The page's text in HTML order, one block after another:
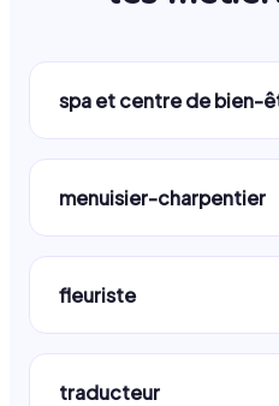
spa et centre de bien-
menuisier-charpentier
fleuriste
traducteur